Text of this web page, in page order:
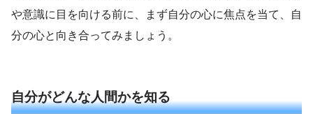
や意識に目を向ける前に、まず自分の心に焦点を当て、自
分の心と向き合ってみましょう。
自分がどんな人間かを知る